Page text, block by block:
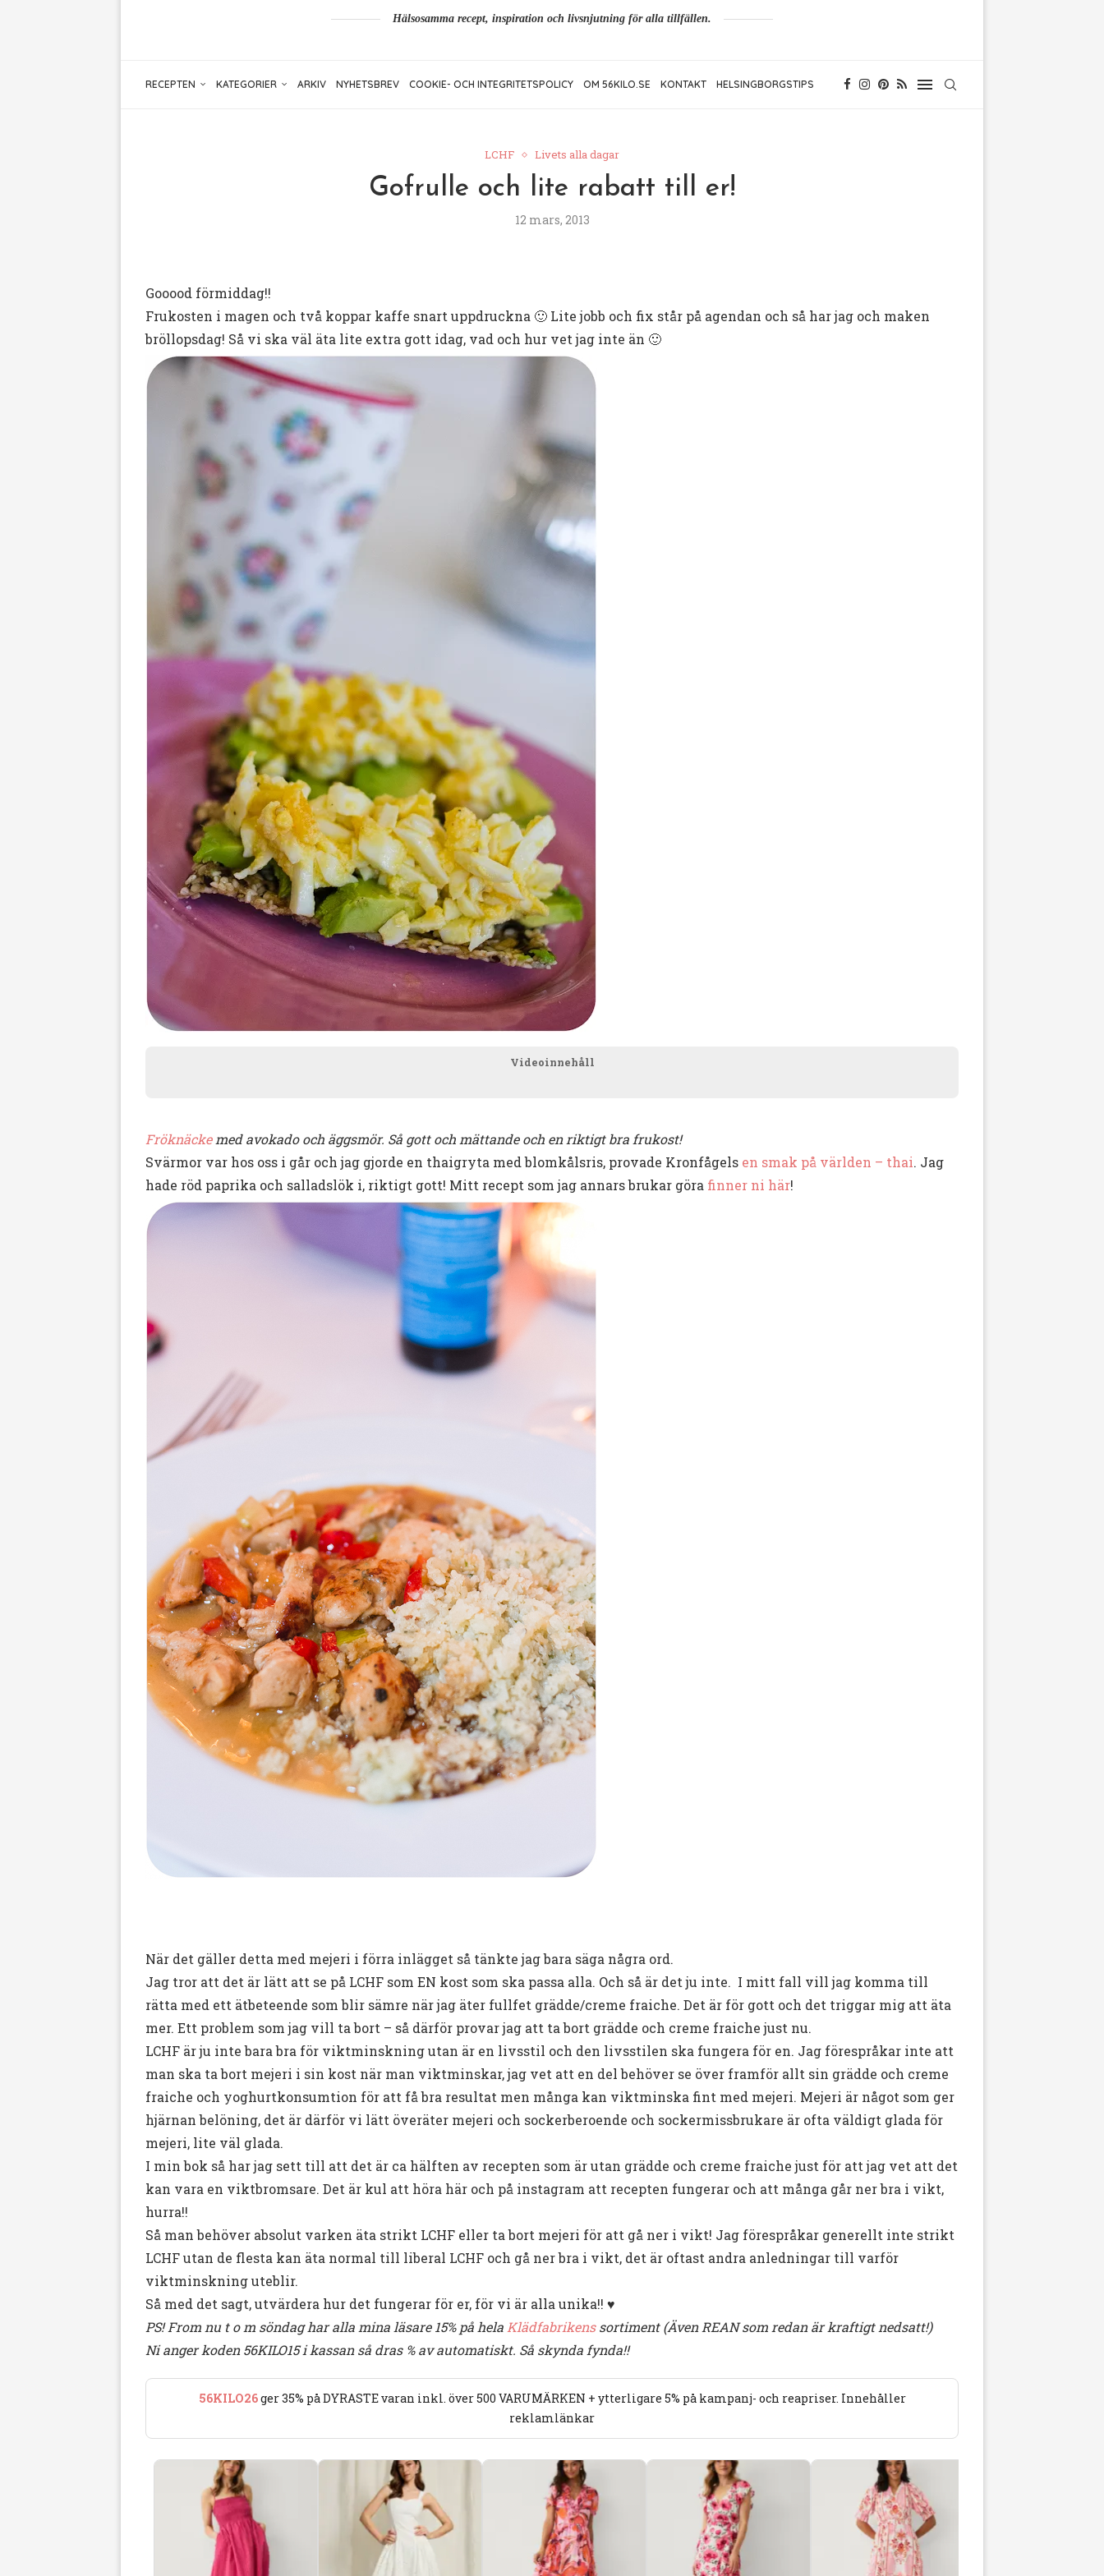
Hälsosamma recept, inspiration och livsnjutning för alla tillfällen.
RECEPTEN KATEGORIER ARKIV NYHETSBREV COOKIE- OCH INTEGRITETSPOLICY OM 56KILO.SE KONTAKT HELSINGBORGSTIPS
LCHF Livets alla dagar
Gofrulle och lite rabatt till er!
12 mars, 2013
Gooood förmiddag!!
Frukosten i magen och två koppar kaffe snart uppdruckna 🙂 Lite jobb och fix står på agendan och så har jag och maken
bröllopsdag! Så vi ska väl äta lite extra gott idag, vad och hur vet jag inte än 🙂
Videoinnehåll
Fröknäckemed avokado och äggsmör. Så gott och mättande och en riktigt bra frukost!
Svärmor var hos oss i går och jag gjorde en thaigryta med blomkålsris, provade Kronfågels en smak på världen – thai. Jag
hade röd paprika och salladslök i, riktigt gott! Mitt recept som jag annars brukar göra finner ni här!
När det gäller detta med mejeri i förra inlägget så tänkte jag bara säga några ord.
Jag tror att det är lätt att se på LCHF som EN kost som ska passa alla. Och så är det ju inte. I mitt fall vill jag komma till
rätta med ett ätbeteende som blir sämre när jag äter fullfet grädde/creme fraiche. Det är för gott och det triggar mig att äta
mer. Ett problem som jag vill ta bort – så därför provar jag att ta bort grädde och creme fraiche just nu.
LCHF är ju inte bara bra för viktminskning utan är en livsstil och den livsstilen ska fungera för en. Jag förespråkar inte att
man ska ta bort mejeri i sin kost när man viktminskar, jag vet att en del behöver se över framför allt sin grädde och creme
fraiche och yoghurtkonsumtion för att få bra resultat men många kan viktminska fint med mejeri. Mejeri är något som ger
hjärnan belöning, det är därför vi lätt överäter mejeri och sockerberoende och sockermissbrukare är ofta väldigt glada för
mejeri, lite väl glada.
I min bok så har jag sett till att det är ca hälften av recepten som är utan grädde och creme fraiche just för att jag vet att det
kan vara en viktbromsare. Det är kul att höra här och på instagram att recepten fungerar och att många går ner bra i vikt,
hurra!!
Så man behöver absolut varken äta strikt LCHF eller ta bort mejeri för att gå ner i vikt! Jag förespråkar generellt inte strikt
LCHF utan de flesta kan äta normal till liberal LCHF och gå ner bra i vikt, det är oftast andra anledningar till varför
viktminskning uteblir.
Så med det sagt, utvärdera hur det fungerar för er, för vi är alla unika!! ♥
PS! From nu t o m söndag har alla mina läsare 15% på helaKlädfabrikenssortiment (Även REAN som redan är kraftigt nedsatt!)
Ni anger koden 56KILO15 i kassan så dras % av automatiskt. Så skynda fynda!!
56KILO26ger 35% på DYRASTE varan inkl. över 500 VARUMÄRKEN + ytterligare 5% på kampanj- och reapriser. Innehåller
reklamlänkar